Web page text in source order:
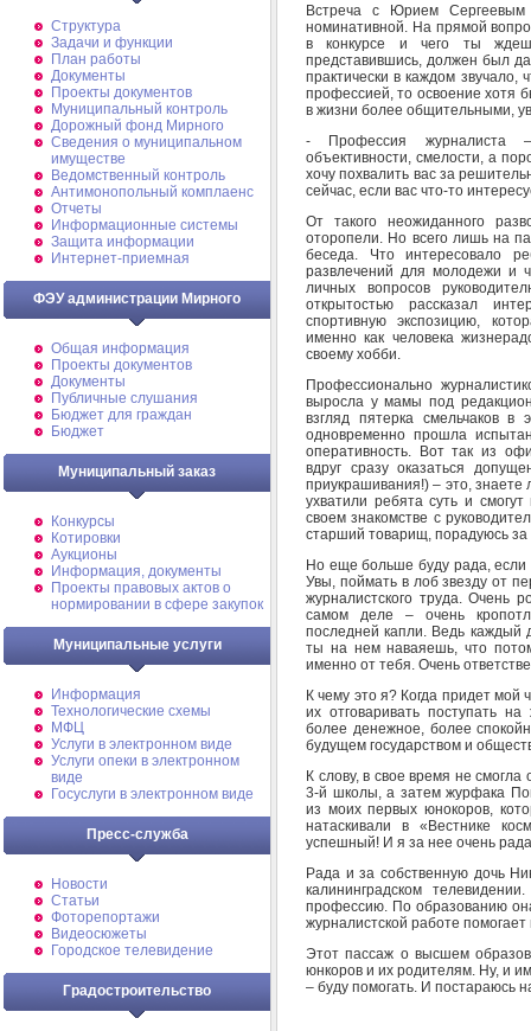
Структура
Задачи и функции
План работы
Документы
Проекты документов
Муниципальный контроль
Дорожный фонд Мирного
Cведения о муниципальном
имуществе
Ведомственный контроль
Антимонопольный комплаенс
Отчеты
Информационные системы
Защита информации
Интернет-приемная
ФЭУ администрации Мирного
Общая информация
Проекты документов
Документы
Публичные слушания
Бюджет для граждан
Бюджет
Муниципальный заказ
Конкурсы
Котировки
Аукционы
Информация, документы
Проекты правовых актов о
нормировании в сфере закупок
Муниципальные услуги
Информация
Технологические схемы
МФЦ
Услуги в электронном виде
Услуги опеки в электронном
виде
Госуслуги в электронном виде
Пресс-служба
Новости
Статьи
Фоторепортажи
Видеосюжеты
Городское телевидение
Градостроительство
Встреча с Юрием
номинативной. На прямой
в конкурсе и чего ты
представившись, должен был
практически в каждом звучало,
профессией, то освоение хотя
в жизни более общительными,
- Профессия журналиста
объективности, смелости, а
хочу похвалить вас за
сейчас, если вас что-то
От такого неожиданного
оторопели. Но всего лишь на
беседа. Что интересовало
развлечений для молодежи и
личных вопросов
открытостью рассказал
спортивную экспозицию,
именно как человека
своему хобби.
Профессионально
выросла у мамы под
взгляд пятерка смельчаков
одновременно прошла
оперативность. Вот так из
вдруг сразу оказаться
приукрашивания!) – это,
ухватили ребята суть и
своем знакомстве с
старший товарищ, порадуюсь за
Но еще больше буду рада, если
Увы, поймать в лоб звезду от
журналистского труда. Очень
самом деле – очень
последней капли. Ведь каждый
ты на нем наваяешь, что
именно от тебя. Очень
К чему это я? Когда придет мой
их отговаривать поступать
более денежное, более
будущем государством и
К слову, в свое время не
3-й школы, а затем журфака
из моих первых юнокоров,
натаскивали в «Вестнике
успешный! И я за нее очень
Рада и за собственную дочь
калининградском
профессию. По образованию
журналистской работе помогает
Этот пассаж о высшем
юнкоров и их родителям. Ну, и
– буду помогать. И постараюсь